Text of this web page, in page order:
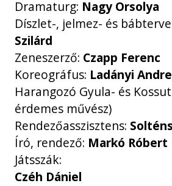
Dramaturg: Nagy Orsolya
Díszlet-, jelmez- és
Szilárd
Zeneszerző: Czapp Ferenc
Koreográfus: Ladányi
Harangozó Gyula- és
érdemes művész)
Rendezőasszisztens:
Író, rendező: Markó Róbert
Játsszák:
Czéh Dániel